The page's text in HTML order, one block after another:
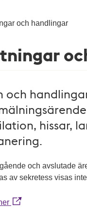
och handlingar
och
hissar,
och avslutade
av sekretess visas